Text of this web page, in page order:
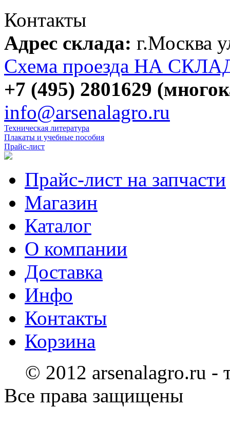
Контакты
Адрес склада: г.Москва
Схема проезда НА
+7 (495) 2801629
info@arsenalagro.ru
Техническая литература
Плакаты и учебные пособия
Прайс-лист
Прайс-лист на запчасти
Магазин
Каталог
О компании
Доставка
Инфо
Контакты
Корзина
© 2012 arsenalagro.ru -
Все права защищены